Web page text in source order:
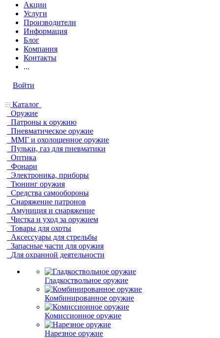
Акции
Услуги
Производители
Информация
Блог
Компания
Контакты
...
Войти
Каталог
Оружие
Патроны к оружию
Пневматическое оружие
ММГ и охолощенное оружие
Пульки, газ для пневматики
Оптика
Фонари
Электроника, приборы
Тюнинг оружия
Средства самообороны
Снаряжение патронов
Амуниция и снаряжение
Чистка и уход за оружием
Товары для охоты
Аксессуары для стрельбы
Запасные части для оружия
Для охранной деятельности
Гладкоствольное оружие
Комбинированное оружие
Комиссионное оружие
Нарезное оружие